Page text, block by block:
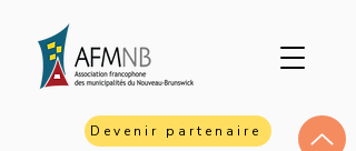
Devenir partenaire